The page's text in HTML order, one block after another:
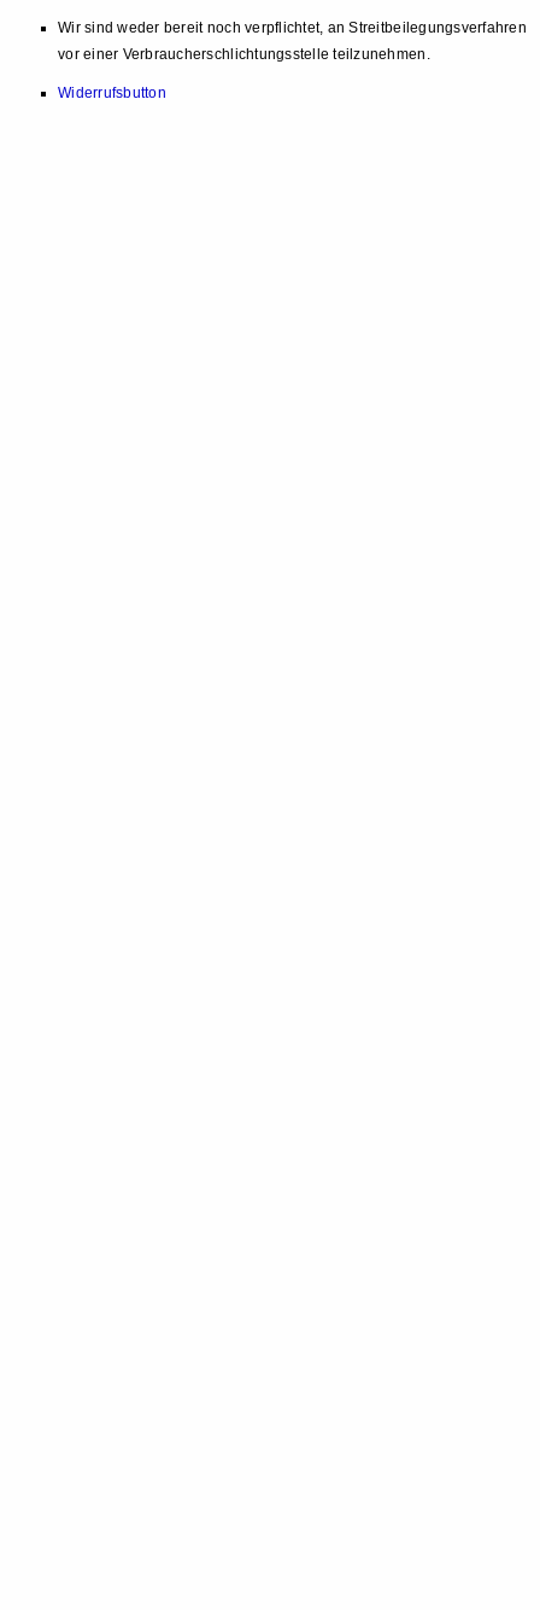
Wir sind weder bereit noch verpflichtet, an Streitbeilegungsverfahren
vor einer Verbraucherschlichtungsstelle teilzunehmen.
Widerrufsbutton